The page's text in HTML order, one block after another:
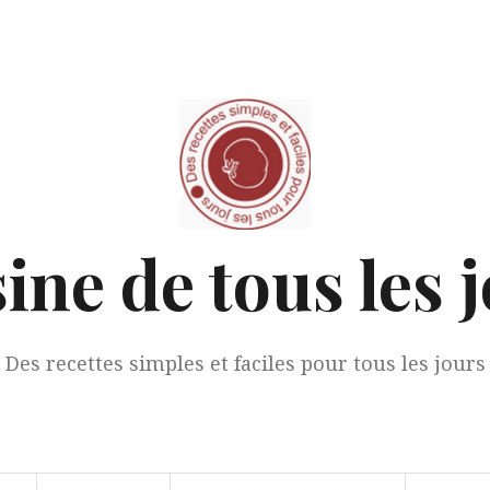
de tous les
Des recettes simples et faciles pour tous les jours